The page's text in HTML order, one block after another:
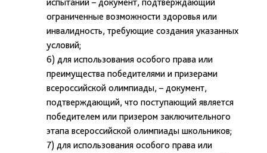
ограниченные возможности здоровья или
инвалидность, требующие создания указанных
условий;
6) для использования особого права или
преимущества победителями и призерами
всероссийской олимпиады, – документ,
подтверждающий, что поступающий является
победителем или призером заключительного
этапа всероссийской олимпиады школьников;
7) для использования особого права или